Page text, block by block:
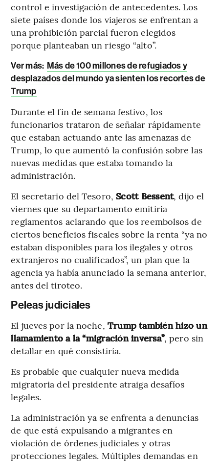
control e investigación de antecedentes. Los
siete países donde los viajeros se enfrentan a
una prohibición parcial fueron elegidos
porque planteaban un riesgo “alto”.
Ver más: Más de 100 millones de refugiados y
desplazados del mundo ya sienten los recortes de
Trump
Durante el fin de semana festivo, los
funcionarios trataron de señalar rápidamente
que estaban actuando ante las amenazas de
Trump, lo que aumentó la confusión sobre las
nuevas medidas que estaba tomando la
administración.
El secretario del Tesoro, Scott Bessent, dijo el
viernes que su departamento emitiría
reglamentos aclarando que los reembolsos de
ciertos beneficios fiscales sobre la renta “ya no
estaban disponibles para los ilegales y otros
extranjeros no cualificados”, un plan que la
agencia ya había anunciado la semana anterior,
antes del tiroteo.
Peleas judiciales
El jueves por la noche, Trump también hizo un
llamamiento a la “migración inversa”, pero sin
detallar en qué consistiría.
Es probable que cualquier nueva medida
migratoria del presidente atraiga desafíos
legales.
La administración ya se enfrenta a denuncias
de que está expulsando a migrantes en
violación de órdenes judiciales y otras
protecciones legales. Múltiples demandas en